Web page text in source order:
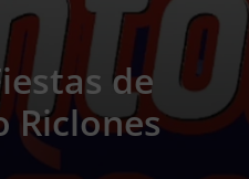
de
Riclones